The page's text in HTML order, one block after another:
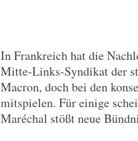
In Frankreich hat die
Mitte-Links-Syndikat der
Macron, doch bei den
mitspielen. Für einige
Maréchal stößt neue